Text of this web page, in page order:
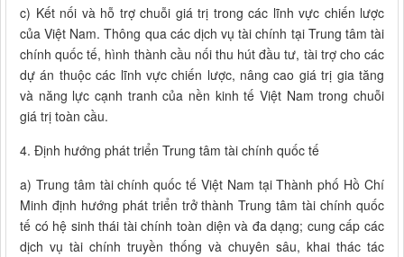
c) Kết nối và hỗ trợ chuỗi giá trị trong các lĩnh vực chiến lược
của Việt Nam. Thông qua các dịch vụ tài chính tại Trung tâm tài
chính quốc tế, hình thành cầu nối thu hút đầu tư, tài trợ cho các
dự án thuộc các lĩnh vực chiến lược, nâng cao giá trị gia tăng
và năng lực cạnh tranh của nền kinh tế Việt Nam trong chuỗi
giá trị toàn cầu.
4. Định hướng phát triển Trung tâm tài chính quốc tế
a) Trung tâm tài chính quốc tế Việt Nam tại Thành phố Hồ Chí
Minh định hướng phát triển trở thành Trung tâm tài chính quốc
tế có hệ sinh thái tài chính toàn diện và đa dạng; cung cấp các
dịch vụ tài chính truyền thống và chuyên sâu, khai thác tác